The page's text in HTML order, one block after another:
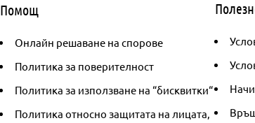
Помощ
Онлайн решаване на спорове
Политика за поверителност
Политика за използване на “бисквитки“
Политика относно защитата на лицата,